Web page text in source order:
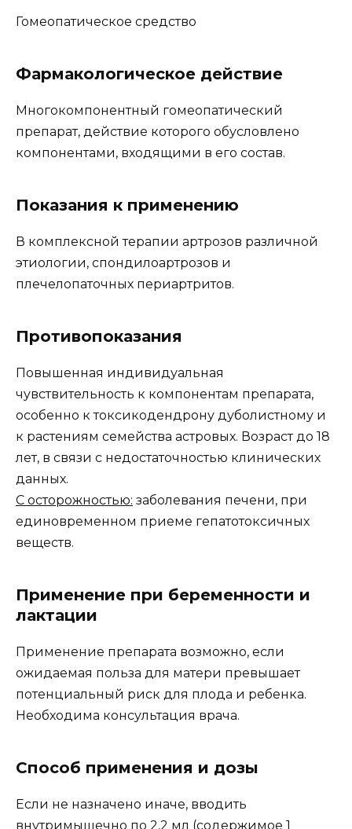
Гомеопатическое средство
Фармакологическое действие
Многокомпонентный гомеопатический
препарат, действие которого обусловлено
компонентами, входящими в его состав.
Показания к применению
В комплексной терапии артрозов различной
этиологии, спондилоартрозов и
плечелопаточных периартритов.
Противопоказания
Повышенная индивидуальная
чувствительность к компонентам препарата,
особенно к токсикодендрону дуболистному и
к растениям семейства астровых. Возраст до 18
лет, в связи с недостаточностью клинических
данных.
С осторожностью: заболевания печени, при
единовременном приеме гепатотоксичных
веществ.
Применение при беременности и
лактации
Применение препарата возможно, если
ожидаемая польза для матери превышает
потенциальный риск для плода и ребенка.
Необходима консультация врача.
Способ применения и дозы
Если не назначено иначе, вводить
внутримышечно по 2,2 мл (содержимое 1